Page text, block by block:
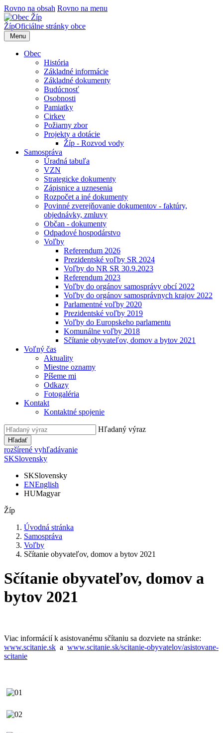
Rovno na obsah Rovno na menu
ŽípOficiálne stránky obce
Menu
Obec
História
Základné informácie
Základné dokumenty
Budúcnosť
Osobnosti
Pamiatky
Cirkev
Požiarny zbor
Projekty a dotácie
Žíp - Rozvod vody
Samospráva
Úradná tabuľa
VZN
Strategicke dokumenty
Zápisnice a uznesenia
Rozpočet a iné dokumenty
Povinné zverejňovanie dokumentov - faktúry,
objednávky, zmluvy
Občan - dokumenty
Odpadové hospodárstvo
Voľby
Referendum 2026
Prezidentské voľby SR 2024
Voľby do NR SR 30.9.2023
Referendum 2023
Voľby do orgánov samosprávy obcí 2022
Voľby do orgánov samosprávnych krajov 2022
Parlamentné voľby 2020
Prezidentské voľby 2019
Voľby do Europskeho parlamentu
Komunálne voľby 2018
Sčítanie obyvateľov, domov a bytov 2021
Voľný čas
Aktuality
Miestne oznamy
Píšeme mi
Odkazy
Fotogaléria
Kontakt
Kontaktné spojenie
Hľadaný výraz
Hľadať
rozšírené vyhľadávanie
SKSlovensky
SKSlovensky
ENEnglish
HUMagyar
Žíp
Úvodná stránka
Samospráva
Voľby
Sčítanie obyvateľov, domov a bytov 2021
Sčítanie obyvateľov, domov a
bytov 2021
Viac informácií k asistovanému sčítaniu sa dozviete na stránke:
www.scitanie.sk a www.scitanie.sk/scitanie-obyvatelov/asistovane-
scitanie